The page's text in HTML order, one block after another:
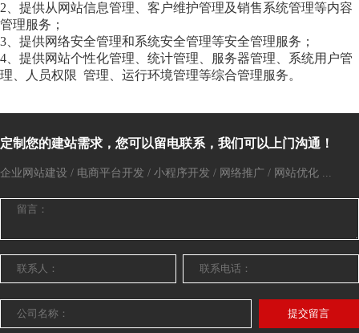
2、提供从网站信息管理、客户维护管理及销售系统管理等内容
管理服务；
3、提供网络安全管理和系统安全管理等安全管理服务；
4、提供网站个性化管理、统计管理、服务器管理、系统用户管
理、人员权限 管理、运行环境管理等综合管理服务。
定制您的建站需求，您可以留电联系，我们可以上门沟通！
企业网站建设 / 电商平台开发 / 小程序开发 / 网络推广 / 网站优化 ...
提交留言